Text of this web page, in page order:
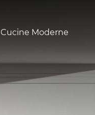
Cucine Moderne